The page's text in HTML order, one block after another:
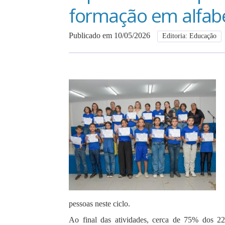
formação em
Publicado em 10/05/2026 Editoria: Educação
pessoas neste ciclo.
Ao final das atividades, cerca de 75% dos